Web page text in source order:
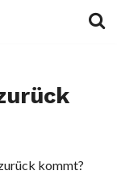
kommt?